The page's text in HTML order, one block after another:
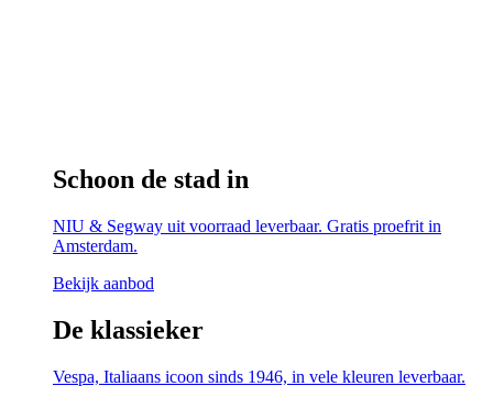
Schoon de stad in
NIU & Segway uit voorraad leverbaar. Gratis proefrit in
Amsterdam.
Bekijk aanbod
De klassieker
Vespa, Italiaans icoon sinds 1946, in vele kleuren leverbaar.